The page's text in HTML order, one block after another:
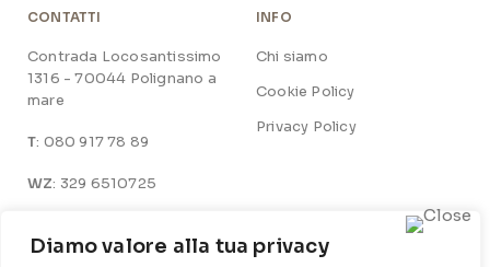
Diamo valore alla tua privacy
CONTATTI
Contrada Locosantissimo
1316 - 70044 Polignano a
mare
T: 080 917 78 89
WZ: 329 6510725
INFO
Chi siamo
Cookie Policy
Privacy Policy